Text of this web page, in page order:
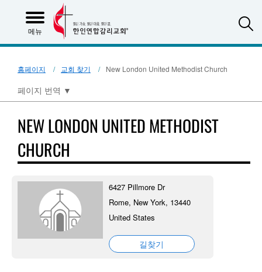
메뉴
홈페이지 교회 찾기 New London United Methodist Church
페이지 번역 ▼
NEW LONDON UNITED METHODIST
CHURCH
6427 Pillmore Dr
Rome, New York, 13440
United States
길찾기